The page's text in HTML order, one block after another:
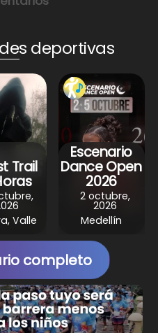
st a
m
deportivas
Trail
Valle
Escenario
Dance Open
2026
2 octubre,
2026
Medellín
completo